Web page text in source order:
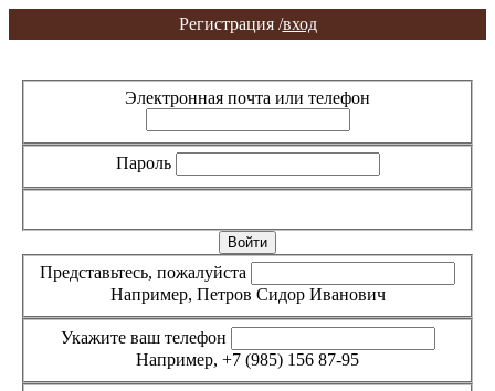
Регистрация /вход
Электронная почта или телефон
Пароль
Представьтесь, пожалуйста
Например, Петров Сидор Иванович
Укажите ваш телефон
Например, +7 (985) 156 87-95